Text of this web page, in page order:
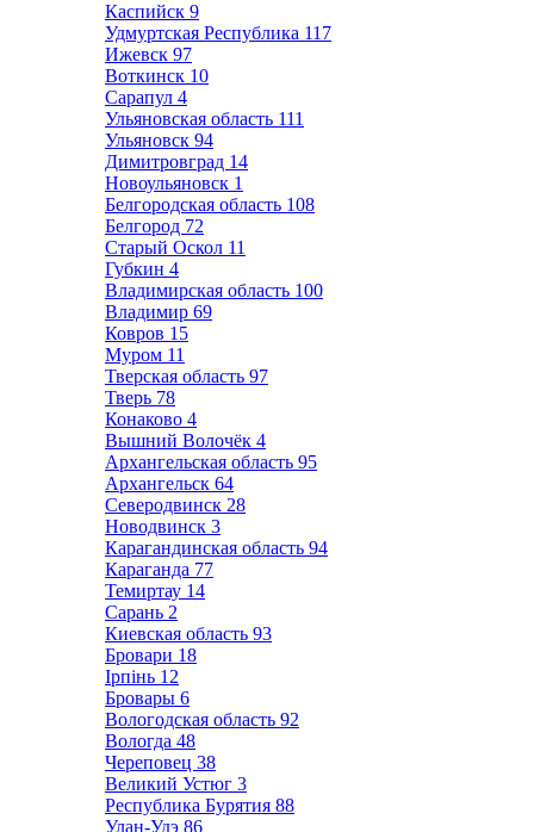
Каспийск 9
Удмуртская Республика 117
Ижевск 97
Воткинск 10
Сарапул 4
Ульяновская область 111
Ульяновск 94
Димитровград 14
Новоульяновск 1
Белгородская область 108
Белгород 72
Старый Оскол 11
Губкин 4
Владимирская область 100
Владимир 69
Ковров 15
Муром 11
Тверская область 97
Тверь 78
Конаково 4
Вышний Волочёк 4
Архангельская область 95
Архангельск 64
Северодвинск 28
Новодвинск 3
Карагандинская область 94
Караганда 77
Темиртау 14
Сарань 2
Киевская область 93
Бровари 18
Ірпінь 12
Бровары 6
Вологодская область 92
Вологда 48
Череповец 38
Великий Устюг 3
Республика Бурятия 88
Улан-Удэ 86